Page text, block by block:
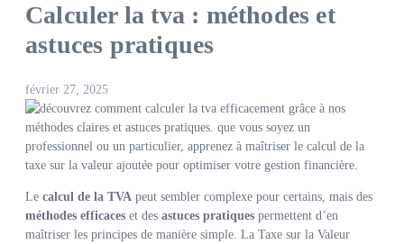
Calculer la tva : méthodes et
astuces pratiques
février 27, 2025
Le calcul de la TVA peut sembler complexe pour certains, mais des
méthodes efficaces et des astuces pratiques permettent d’en
maîtriser les principes de manière simple. La Taxe sur la Valeur